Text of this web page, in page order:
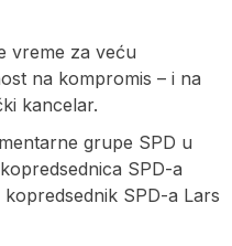
vreme za veću
na kompromis – i na
kancelar.
grupe SPD u
SPD-a
SPD-a Lars